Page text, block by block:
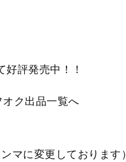
評発売中！！
ク出品一覧へ
に変更しております）